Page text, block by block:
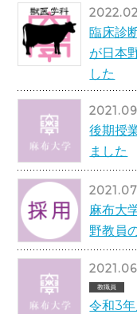
臨床診
が日本
した
後期授
ました
麻布大
野教員
教職員
令和3